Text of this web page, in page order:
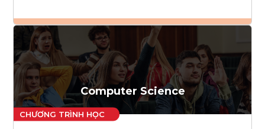
Ghi danh
Tham vấn Interlink
Computer Science